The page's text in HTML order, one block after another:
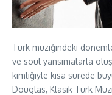
Türk müziğindeki
ve soul yansımalarla
kimliğiyle kısa sürede
Douglas, Klasik Türk